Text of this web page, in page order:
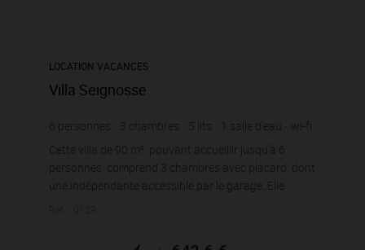
LOCATION VACANCES
Villa Seignosse
6 personnes 3 chambres 5 lits salle d'eau
wi-fi
Cette villa de 90 m², pouvant accueillir jusqu'à 6
personnes, comprend 3 chambres avec placard, dont
une indépendante accessible par le garage. Elle